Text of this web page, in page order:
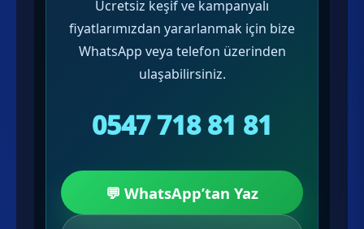
Ücretsiz keşif ve kampanyalı
fiyatlarımızdan yararlanmak için bize
WhatsApp veya telefon üzerinden
ulaşabilirsiniz.
0547 718 81 81
💬 WhatsApp’tan Yaz